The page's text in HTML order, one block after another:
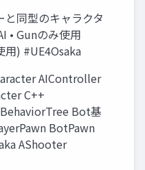
と同型のキャラクタ
• Gunのみ使用
) #UE4Osaka
AIController
C++
Bot基
BotPawn
AShooter